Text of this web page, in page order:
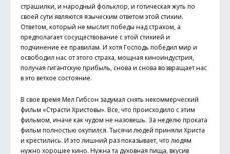
страшилки, и народный фольклор, и готическая жуть по
своей сути являются языческим ответом этой стихии.
Ответом, который не мыслит победы над страхом, а
предполагает сосуществование с этой стихией и
подчинение ее правилам. И хотя Господь победил мир и
освободил нас от этого страха, мощная киноиндустрия,
получая гигантскую прибыль, снова и снова возвращает нас
в это ветхое состояние.
В свое время Мел Гибсон задумал снять некоммерческий
фильм «Страсти Христовы». Все, что происходило с этим
фильмом, иначе как чудом не назовешь. За неделю проката
фильм полностью окупился. Тысячи людей приняли Христа
и крестились. И это лишний раз показывает, что людям
нужно хорошее кино. Нужна та духовная пища, вкусив